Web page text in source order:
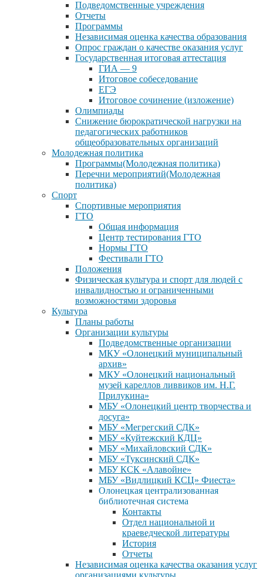
Подведомственные учреждения
Отчеты
Программы
Независимая оценка качества образования
Опрос граждан о качестве оказания услуг
Государственная итоговая аттестация
ГИА — 9
Итоговое собеседование
ЕГЭ
Итоговое сочинение (изложение)
Олимпиады
Снижение бюрократической нагрузки на
педагогических работников
общеобразовательных организаций
Молодежная политика
Программы(Молодежная политика)
Перечни мероприятий(Молодежная
политика)
Спорт
Спортивные мероприятия
ГТО
Общая информация
Центр тестирования ГТО
Нормы ГТО
Фестивали ГТО
Положения
Физическая культура и спорт для людей с
инвалидностью и ограниченными
возможностями здоровья
Культура
Планы работы
Организации культуры
Подведомственные организации
МКУ «Олонецкий муниципальный
архив»
МКУ «Олонецкий национальный
музей кареллов ливвиков им. Н.Г.
Прилукина»
МБУ «Олонецкий центр творчества и
досуга»
МБУ «Мегрегский СДК»
МБУ «Куйтежский КДЦ»
МБУ «Михайловский СДК»
МБУ «Туксинский СДК»
МБУ КСК «Алавойне»
МБУ «Видлицкий КСЦ» Фиеста»
Олонецкая централизованная
библиотечная система
Контакты
Отдел национальной и
краеведческой литературы
История
Отчеты
Независимая оценка качества оказания услуг
организациями культуры